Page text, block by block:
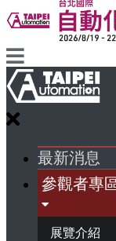
最新消息
參觀者專
展覽介紹